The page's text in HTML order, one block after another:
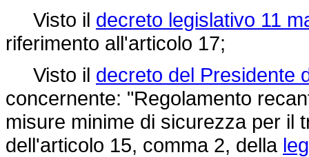
Visto il decreto legislativo 11
riferimento all'articolo 17;
Visto il decreto del Presidente
concernente: "Regolamento
misure minime di sicurezza per il
dell'articolo 15, comma 2, della